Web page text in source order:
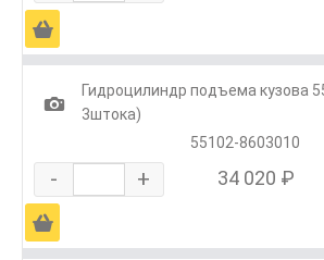
Ä
1
Гидроцилиндр подъема кузова
3штока)
55102-8603010
- + 34 020 ₽
Ä